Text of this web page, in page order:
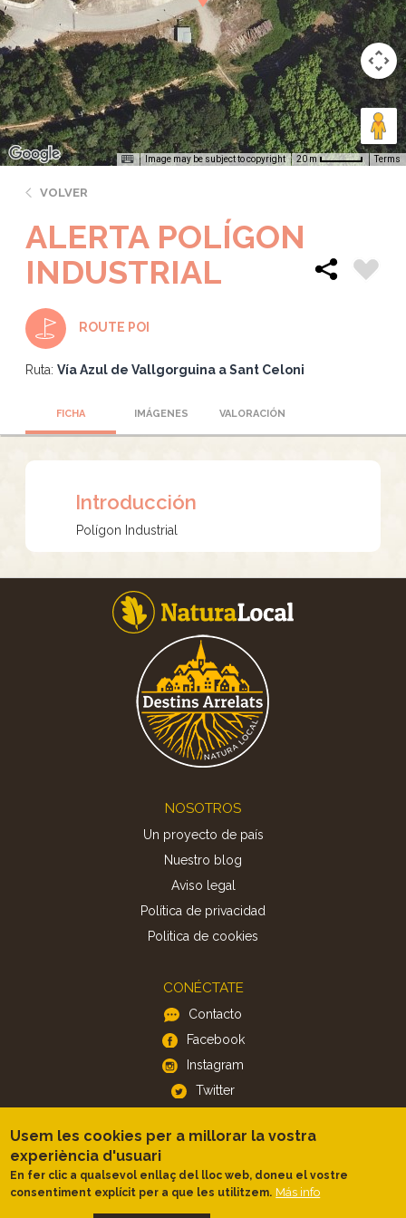
Image may be subject to copyright 20 m Terms
VOLVER
ALERTA POLÍGON
INDUSTRIAL
ROUTE POI
Ruta: Vía Azul de Vallgorguina a Sant Celoni
FICHA IMÁGENES VALORACIÓN
Introducción
Polígon Industrial
NOSOTROS
Un proyecto de país
Nuestro blog
Aviso legal
Política de privacidad
Politica de cookies
CONÉCTATE
Contacto
Facebook
Instagram
Twitter
APP
iOS
Android
Usem les cookies per a millorar la vostra
experiència d'usuari
En fer clic a qualsevol enllaç del lloc web, doneu el vostre
consentiment explícit per a que les utilitzem. Más info